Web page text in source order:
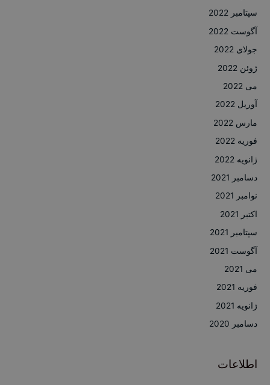
سپتامبر 2022
آگوست 2022
جولای 2022
ژوئن 2022
می 2022
آوریل 2022
مارس 2022
فوریه 2022
ژانویه 2022
دسامبر 2021
نوامبر 2021
اکتبر 2021
سپتامبر 2021
آگوست 2021
می 2021
فوریه 2021
ژانویه 2021
دسامبر 2020
اطلاعات